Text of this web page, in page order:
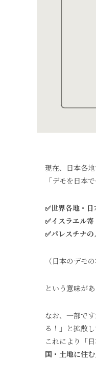
現在、日本各
「デモを日本
✅世界各地・
✅イスラエル
✅パレスチナ
（日本のデモ
という意味があ
なお、一部で
る！」と拡散
これにより「
国・土地に住